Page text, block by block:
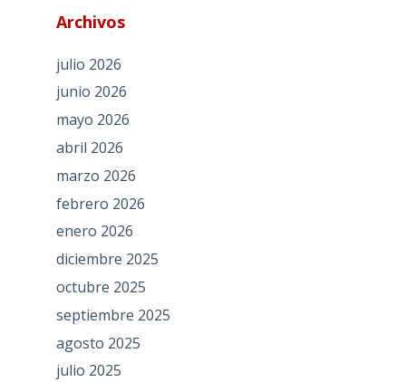
Archivos
julio 2026
junio 2026
mayo 2026
abril 2026
marzo 2026
febrero 2026
enero 2026
diciembre 2025
octubre 2025
septiembre 2025
agosto 2025
julio 2025